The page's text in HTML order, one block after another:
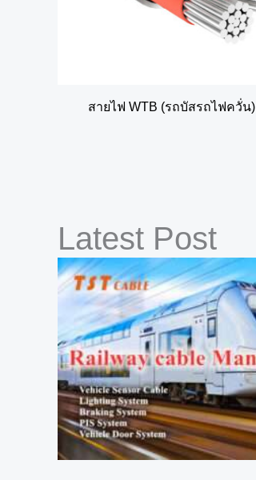
สายไฟ WTB (รถบัสรถไฟควั่น)
Latest Post